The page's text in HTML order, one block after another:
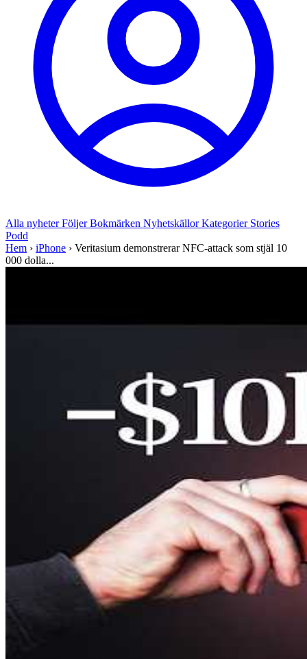
Alla nyheterFöljerBokmärken NyhetskällorKategorier Stories
Podd
Hem › iPhone › Veritasium demonstrerar NFC-attack som stjäl 10
000 dolla...